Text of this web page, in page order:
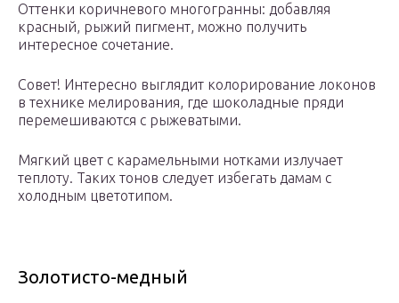
Оттенки коричневого многогранны: добавляя
красный, рыжий пигмент, можно получить
интересное сочетание.
Совет! Интересно выглядит колорирование локонов
в технике мелирования, где шоколадные пряди
перемешиваются с рыжеватыми.
Мягкий цвет с карамельными нотками излучает
теплоту. Таких тонов следует избегать дамам с
холодным цветотипом.
Золотисто-медный